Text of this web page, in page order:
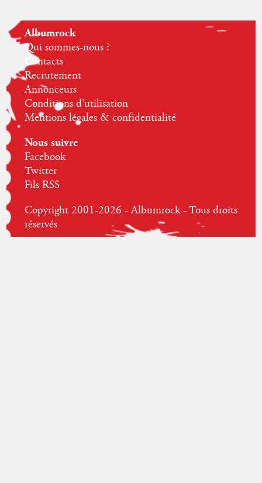
Albumrock
Qui sommes-nous ?
Contacts
Recrutement
Annonceurs
Conditions d'utilisation
Mentions légales & confidentialité
Nous suivre
Facebook
Twitter
Fils RSS
Copyright 2001-2026 - Albumrock - Tous droits
réservés